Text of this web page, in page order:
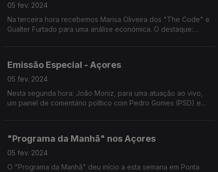
05 fev. 2024
Na terceira hora recebemos Marisa Oliveira dos "The Code" e
Gualter Furtado para uma análise económica. O destaque:
Emissão Especial - Açores
05 fev. 2024
Nesta segunda hora: João Moniz, para uma atuação ao vivo,
um painel de comentário político com Pedro Gomes (PSD) e
"Programa da Manhã" nos Açores
05 fev. 2024
O "Programa da Manhã" deu início a esta semana em Ponta